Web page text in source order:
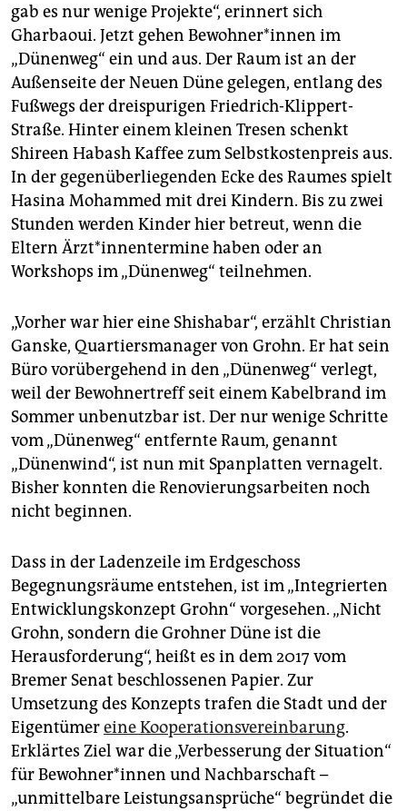
gab es nur wenige Projekte“, erinnert sich
Gharbaoui. Jetzt gehen Be­woh­ne­r*in­nen im
„Dünenweg“ ein und aus. Der Raum ist an der
Außenseite der Neuen Düne gelegen, entlang des
Fußwegs der dreispurigen Friedrich-Klippert-
Straße. Hinter einem kleinen Tresen schenkt
Shireen Habash Kaffee zum Selbstkostenpreis aus.
In der gegenüberliegenden Ecke des Raumes spielt
Hasina Mohammed mit drei Kindern. Bis zu zwei
Stunden werden Kinder hier betreut, wenn die
Eltern Ärz­t*in­nen­ter­mi­ne haben oder an
Workshops im „Dünenweg“ teilnehmen.
„Vorher war hier eine Shishabar“, erzählt Christian
Ganske, Quartiersmanager von Grohn. Er hat sein
Büro vorübergehend in den „Dünenweg“ verlegt,
weil der Bewohnertreff seit einem Kabelbrand im
Sommer unbenutzbar ist. Der nur wenige Schritte
vom „Dünenweg“ entfernte Raum, genannt
„Dünenwind“, ist nun mit Spanplatten vernagelt.
Bisher konnten die Renovierungsarbeiten noch
nicht beginnen.
Dass in der Ladenzeile im Erdgeschoss
Begegnungsräume entstehen, ist im „Integrierten
Entwicklungskonzept Grohn“ vorgesehen. „Nicht
Grohn, sondern die Grohner Düne ist die
Herausforderung“, heißt es in dem 2017 vom
Bremer Senat beschlossenen Papier. Zur
Umsetzung des Konzepts trafen die Stadt und der
Eigentümereine Kooperationsvereinbarung.
Erklärtes Ziel war die „Verbesserung der Situation“
für Be­woh­ne­r*in­nen und Nachbarschaft –
„unmittelbare Leistungsansprüche“ begründet die